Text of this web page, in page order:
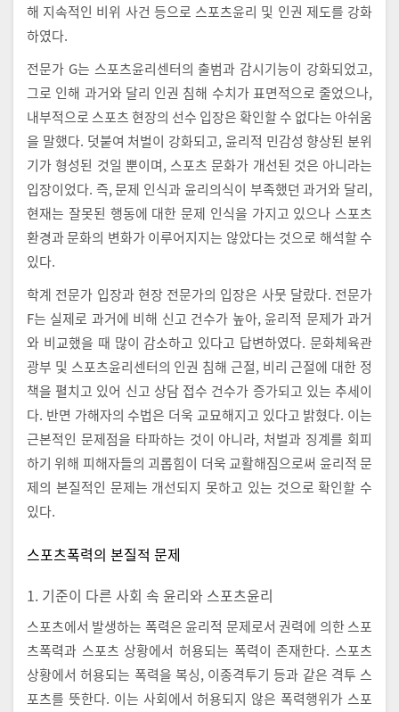
해 지속적인 비위 사건 등으로 스포츠윤리 및 인권 제도를 강화
하였다.
전문가 G는 스포츠윤리센터의 출범과 감시기능이 강화되었고,
그로 인해 과거와 달리 인권 침해 수치가 표면적으로 줄었으나,
내부적으로 스포츠 현장의 선수 입장은 확인할 수 없다는 아쉬움
을 말했다. 덧붙여 처벌이 강화되고, 윤리적 민감성 향상된 분위
기가 형성된 것일 뿐이며, 스포츠 문화가 개선된 것은 아니라는
입장이었다. 즉, 문제 인식과 윤리의식이 부족했던 과거와 달리,
현재는 잘못된 행동에 대한 문제 인식을 가지고 있으나 스포츠
환경과 문화의 변화가 이루어지지는 않았다는 것으로 해석할 수
있다.
학계 전문가 입장과 현장 전문가의 입장은 사뭇 달랐다. 전문가
F는 실제로 과거에 비해 신고 건수가 높아, 윤리적 문제가 과거
와 비교했을 때 많이 감소하고 있다고 답변하였다. 문화체육관
광부 및 스포츠윤리센터의 인권 침해 근절, 비리 근절에 대한 정
책을 펼치고 있어 신고 상담 접수 건수가 증가되고 있는 추세이
다. 반면 가해자의 수법은 더욱 교묘해지고 있다고 밝혔다. 이는
근본적인 문제점을 타파하는 것이 아니라, 처벌과 징계를 회피
하기 위해 피해자들의 괴롭힘이 더욱 교활해짐으로써 윤리적 문
제의 본질적인 문제는 개선되지 못하고 있는 것으로 확인할 수
있다.
스포츠폭력의 본질적 문제
1. 기준이 다른 사회 속 윤리와 스포츠윤리
스포츠에서 발생하는 폭력은 윤리적 문제로서 권력에 의한 스포
츠폭력과 스포츠 상황에서 허용되는 폭력이 존재한다. 스포츠
상황에서 허용되는 폭력을 복싱, 이종격투기 등과 같은 격투 스
포츠를 뜻한다. 이는 사회에서 허용되지 않은 폭력행위가 스포